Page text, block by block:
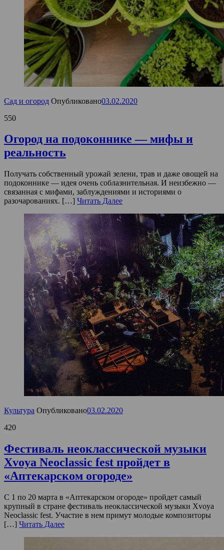
Сад и огород Опубликовано03.02.2020
550
Огород на подоконнике — мифы и
реальность
Получать собственный урожай зелени, трав и даже овощей на
подоконнике — идея очень соблазнительная. И неизбежно —
связанная с мифами, заблуждениями и историями о
разочарованиях. […] Читать Далее
Культура Опубликовано03.02.2020
420
Фестиваль неоклассической музыки
Xvoya Neoclassic fest пройдет в
«Аптекарском огороде»
С 1 по 20 марта в «Аптекарском огороде» пройдет самый
крупный в стране фестиваль неоклассической музыки Xvoya
Neoclassic fest. Участие в нем примут молодые композиторы
[…] Читать Далее